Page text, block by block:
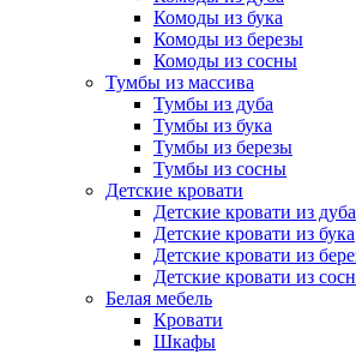
Комоды из бука
Комоды из березы
Комоды из сосны
Тумбы из массива
Тумбы из дуба
Тумбы из бука
Тумбы из березы
Тумбы из сосны
Детские кровати
Детские кровати из дуба
Детские кровати из бука
Детские кровати из
Детские кровати из
Белая мебель
Кровати
Шкафы